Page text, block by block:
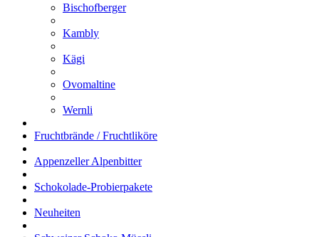
Bischofberger
Kambly
Kägi
Ovomaltine
Wernli
Fruchtbrände / Fruchtliköre
Appenzeller Alpenbitter
Schokolade-Probierpakete
Neuheiten